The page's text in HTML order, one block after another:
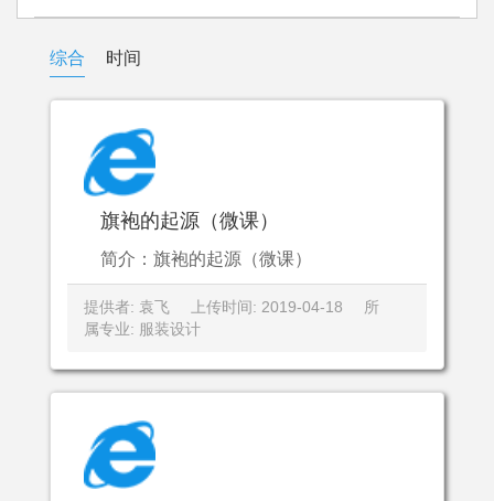
综合 时间
旗袍的起源（微课）
简介：旗袍的起源（微课）
提供者: 袁飞 上传时间: 2019-04-18
所
属专业: 服装设计